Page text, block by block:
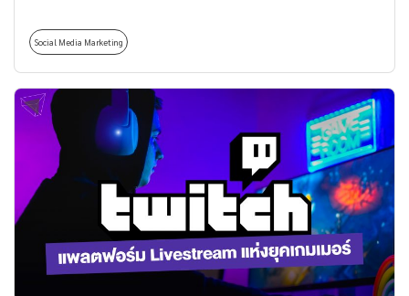
ในอนาคต และแพลนการพัฒนาอีกเพียบ ว่าแต่ Metaverse
คืออะไร? วันนี้เราไปทำความรู้จักพร้อมกันเลยครับ ถือว่า
เซอร์ไพรส์และเป็นที่ตื่นตาตื่นใจต่อใครหลาย ๆ คน เพราะ
นี่อาจจะเป็นการก้าวไปอีกขั้นของวงการเทคโนโลยีในรอบ
หลายปี เพราะทาง มาร์ก ซักเคอร์เบิร์ก ผู้ก่อตั้งและเป็น
เจ้าของ Facebook ได้ทำการรีแบรนด์ไปในชื่อของ
Metaverse โดยการปล่อยคลิปออกมาในชื่อ Connect 2021
: Our vision for the Metaverse เพื่อประกาศอย่างเป็น
ทางการ เพราะนี่ไม่ใช่การรีแบรนด์หรือเปลี่ยนชื่อแค่เพียง
อย่างเดียว แต่ทาง มาร์ก ซักเคอร์เบิร์ก ยังได้กล่าวว่าจะผลัก
ดันโครงการนี้ภายใต้คอนเซ็ปต์จักรวาลโลกเสมือนจริงที่จะ
Social Media Marketing